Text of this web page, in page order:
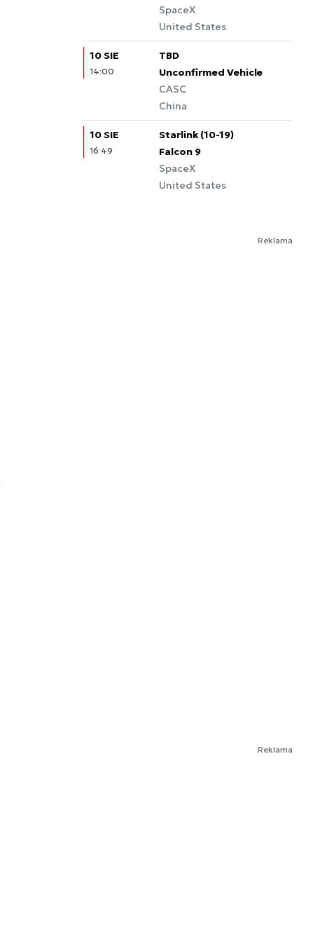
SpaceX
United States
10 SIE
14:00
TBD
Unconfirmed Vehicle
CASC
China
10 SIE
16:49
Starlink (10-19)
Falcon 9
SpaceX
United States
Reklama
Reklama